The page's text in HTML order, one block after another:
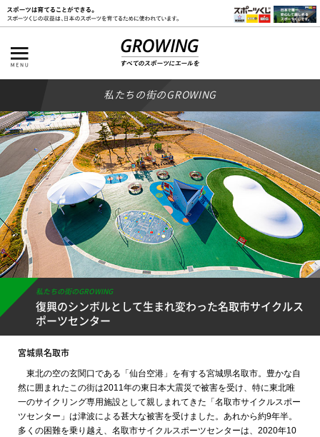
私たちの街のGROWING
私たちの街のGROWING
復興のシンボルとして生まれ変わった名取市サイクルス
ポーツセンター
宮城県名取市
東北の空の玄関口である「仙台空港」を有する宮城県名取市。豊かな自
然に囲まれたこの街は2011年の東日本大震災で被害を受け、特に東北唯
一のサイクリング専用施設として親しまれてきた「名取市サイクルスポー
ツセンター」は津波による甚大な被害を受けました。あれから約9年半。
多くの困難を乗り越え、名取市サイクルスポーツセンターは、2020年10